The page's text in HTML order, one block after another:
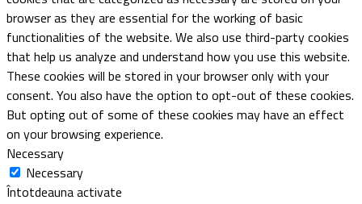
browser as they are essential for the working of basic
functionalities of the website. We also use third-party cookies
that help us analyze and understand how you use this website.
These cookies will be stored in your browser only with your
consent. You also have the option to opt-out of these cookies.
But opting out of some of these cookies may have an effect
on your browsing experience.
Necessary
Necessary
Întotdeauna activate